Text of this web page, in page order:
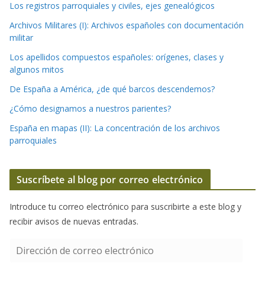
Los registros parroquiales y civiles, ejes genealógicos
Archivos Militares (I): Archivos españoles con documentación
militar
Los apellidos compuestos españoles: orígenes, clases y
algunos mitos
De España a América, ¿de qué barcos descendemos?
¿Cómo designamos a nuestros parientes?
España en mapas (II): La concentración de los archivos
parroquiales
Suscríbete al blog por correo electrónico
Introduce tu correo electrónico para suscribirte a este blog y
recibir avisos de nuevas entradas.